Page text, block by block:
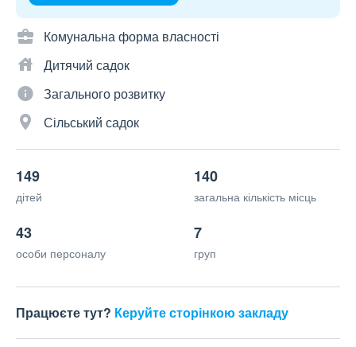
Комунальна форма власності
Дитячий садок
Загального розвитку
Сільський садок
149
дітей
140
загальна кількість місць
43
особи персоналу
7
груп
Працюєте тут? Керуйте сторінкою закладу